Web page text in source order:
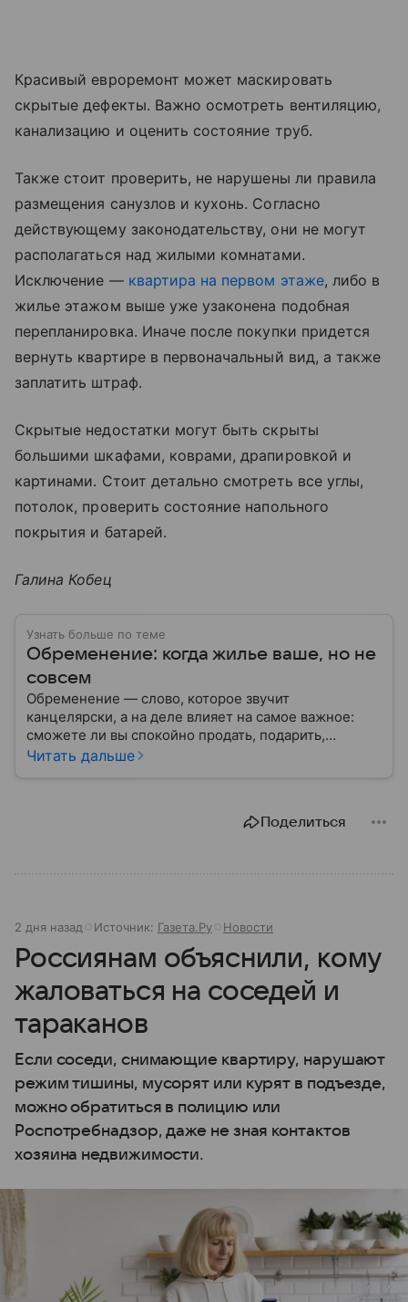
Красивый евроремонт может маскировать
скрытые дефекты. Важно осмотреть вентиляцию,
канализацию и оценить состояние труб.
Также стоит проверить, не нарушены ли правила
размещения санузлов и кухонь. Согласно
действующему законодательству, они не могут
располагаться над жилыми комнатами.
Исключение — квартира на первом этаже, либо в
жилье этажом выше уже узаконена подобная
перепланировка. Иначе после покупки придется
вернуть квартире в первоначальный вид, а также
заплатить штраф.
Скрытые недостатки могут быть скрыты
большими шкафами, коврами, драпировкой и
картинами. Стоит детально смотреть все углы,
потолок, проверить состояние напольного
покрытия и батарей.
Галина Кобец
Узнать больше по теме
Обременение: когда жилье ваше, но не
совсем
Обременение — слово, которое звучит
канцелярски, а на деле влияет на самое важное:
сможете ли вы спокойно продать, подарить,
заложить или даже иногда нормально пользоваться
Читать дальше
Поделиться
2 дня назад Источник: Газета.Ру Новости
Россиянам объяснили, кому
жаловаться на соседей и
тараканов
Если соседи, снимающие квартиру, нарушают
режим тишины, мусорят или курят в подъезде,
можно обратиться в полицию или
Роспотребнадзор, даже не зная контактов
хозяина недвижимости.